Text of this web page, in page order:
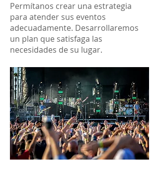
Permítanos crear una estrategia
para atender sus eventos
adecuadamente. Desarrollaremos
un plan que satisfaga las
necesidades de su lugar.